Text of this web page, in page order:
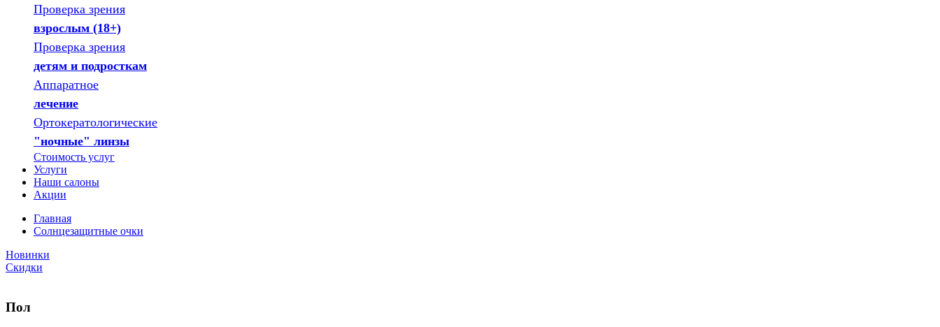
Проверка зрения
взрослым (18+)
Проверка зрения
детям и подросткам
Аппаратное
лечение
Ортокератологические
"ночные" линзы
Стоимость услуг
Услуги
Наши салоны
Акции
Главная
Солнцезащитные очки
Новинки
Скидки
Пол